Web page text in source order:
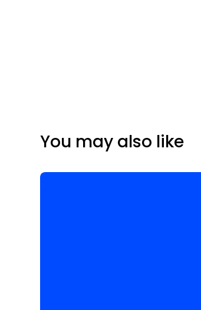
You may also like